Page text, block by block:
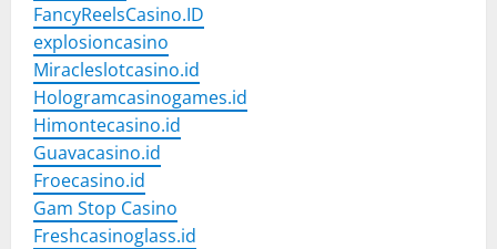
FancyReelsCasino.ID
explosioncasino
Miracleslotcasino.id
Hologramcasinogames.id
Himontecasino.id
Guavacasino.id
Froecasino.id
Gam Stop Casino
Freshcasinoglass.id